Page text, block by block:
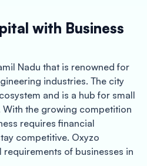
with Business
Nadu that is renowned for
industries. The city
and is a hub for small
With the growing competition
requires financial
competitive. Oxyzo
of businesses in